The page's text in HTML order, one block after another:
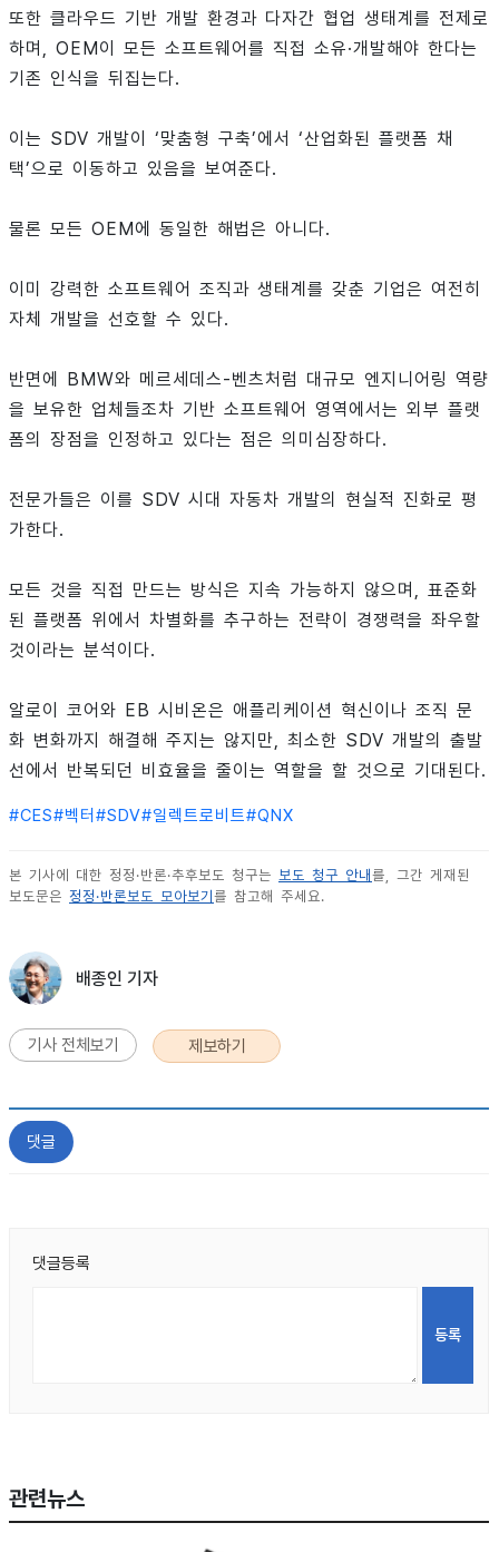
또한 클라우드 기반 개발 환경과 다자간 협업 생태계를 전제로
하며, OEM이 모든 소프트웨어를 직접 소유·개발해야 한다는
기존 인식을 뒤집는다.
이는 SDV 개발이 ‘맞춤형 구축’에서 ‘산업화된 플랫폼 채
택’으로 이동하고 있음을 보여준다.
물론 모든 OEM에 동일한 해법은 아니다.
이미 강력한 소프트웨어 조직과 생태계를 갖춘 기업은 여전히
자체 개발을 선호할 수 있다.
반면에 BMW와 메르세데스-벤츠처럼 대규모 엔지니어링 역량
을 보유한 업체들조차 기반 소프트웨어 영역에서는 외부 플랫
폼의 장점을 인정하고 있다는 점은 의미심장하다.
전문가들은 이를 SDV 시대 자동차 개발의 현실적 진화로 평
가한다.
모든 것을 직접 만드는 방식은 지속 가능하지 않으며, 표준화
된 플랫폼 위에서 차별화를 추구하는 전략이 경쟁력을 좌우할
것이라는 분석이다.
알로이 코어와 EB 시비온은 애플리케이션 혁신이나 조직 문
화 변화까지 해결해 주지는 않지만, 최소한 SDV 개발의 출발
선에서 반복되던 비효율을 줄이는 역할을 할 것으로 기대된다.
#CES#벡터 #SDV#일렉트로비트#QNX
본 기사에 대한 정정·반론·추후보도 청구는 보도 청구 안내 를, 그간 게재된
보도문은 정정·반론보도 모아보기 를 참고해 주세요.
배종인 기자
기사 전체보기 제보하기
댓글
댓글등록
관련뉴스